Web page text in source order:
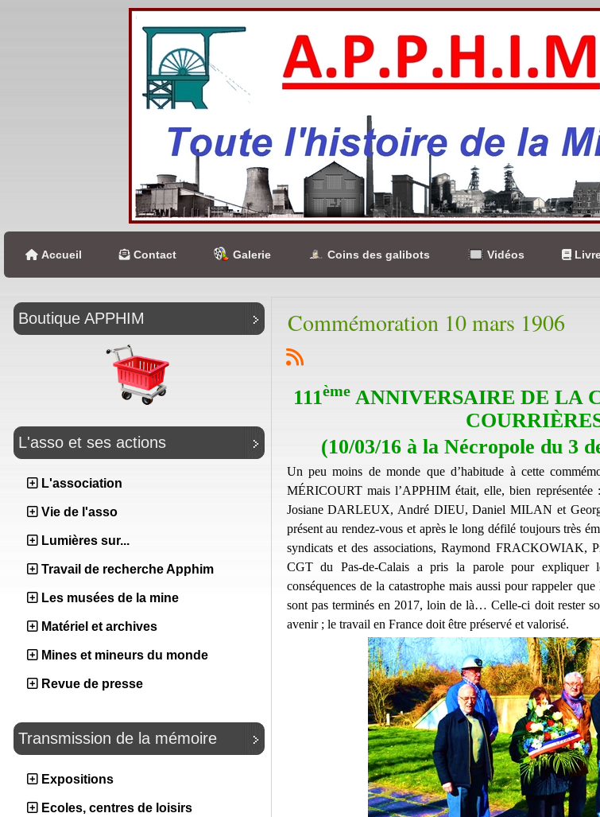
Accueil Contact Galerie Coins des galibots Vidéos
Boutique APPHIM
L'asso et ses actions
L'association
Vie de l'asso
Lumières sur...
Travail de recherche Apphim
Les musées de la mine
Matériel et archives
Mines et mineurs du monde
Revue de presse
Transmission de la mémoire
Expositions
Ecoles, centres de loisirs
Commémoration 10 mars 1906
111èmeANNIVERSAIRE DE LA
(10/03/16 à la Nécropole du 3
Un peu moins de monde que d’habitude à cette
MÉRICOURT mais l’APPHIM était, elle, bien
Josiane DARLEUX, André DIEU, Daniel MILAN et
présent au rendez-vous et après le long défilé toujours très
syndicats et des associations, Raymond FRACKOWIAK,
CGT du Pas-de-Calais a pris la parole pour expliquer
conséquences de la catastrophe mais aussi pour rappeler
sont pas terminés en 2017, loin de là… Celle-ci doit rester
avenir ; le travail en France doit être préservé et valorisé.